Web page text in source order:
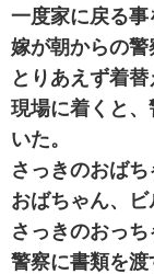
一度家に戻る事
嫁が朝からの警
とりあえず着替
現場に着くと
いた。
さっきのおばち
おばちゃん、ビ
さっきのおっち
警察に書類を